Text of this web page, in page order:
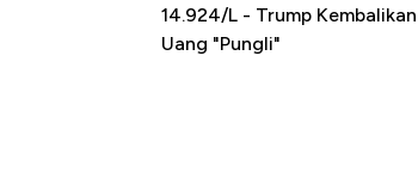
14.924/L - Trump Kembalikan
Uang "Pungli"